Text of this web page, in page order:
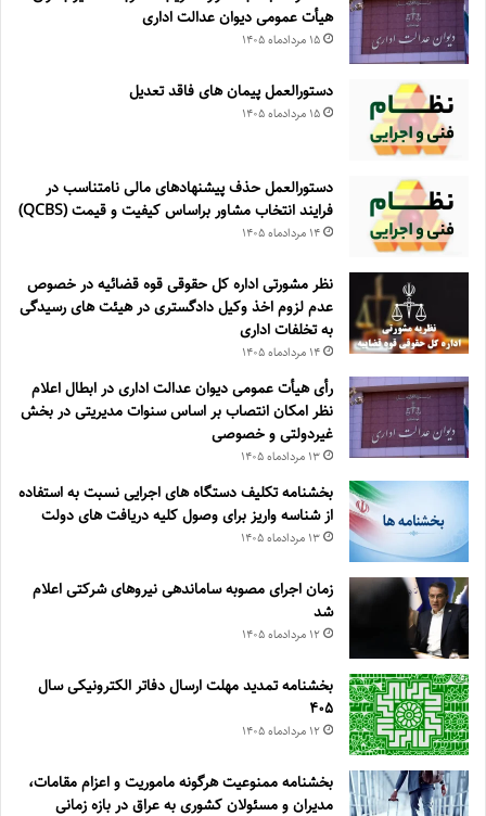
هیأت عمومی دیوان عدالت اداری
۱۵ مرداد‌ماه ۱۴۰۵
دستورالعمل پیمان های فاقد تعدیل
۱۵ مرداد‌ماه ۱۴۰۵
دستورالعمل حذف پيشنهادهای مالی نامتناسب در
فرايند انتخاب مشاور براساس كيفيت و قيمت (QCBS)
۱۴ مرداد‌ماه ۱۴۰۵
نظر مشورتی اداره کل حقوقی قوه قضائیه در خصوص
عدم لزوم اخذ وکیل دادگستری در هیئت های رسیدگی
به تخلفات اداری
۱۴ مرداد‌ماه ۱۴۰۵
رأی هیأت عمومی دیوان عدالت اداری در ابطال اعلام
نظر امکان انتصاب بر اساس سنوات مدیریتی در بخش
غیردولتی و خصوصی
۱۳ مرداد‌ماه ۱۴۰۵
بخشنامه تکلیف دستگاه های اجرایی نسبت به استفاده
از شناسه واریز برای وصول کلیه دریافت های دولت
۱۳ مرداد‌ماه ۱۴۰۵
زمان اجرای مصوبه ساماندهی نیروهای شرکتی اعلام
شد
۱۲ مرداد‌ماه ۱۴۰۵
بخشنامه تمدید مهلت ارسال دفاتر الکترونیکی سال
۴۰۵
۱۲ مرداد‌ماه ۱۴۰۵
بخشنامه ممنوعیت هرگونه ماموریت و اعزام مقامات،
مدیران و مسئولان کشوری به عراق در بازه زمانی